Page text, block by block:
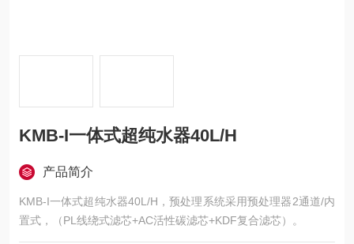
KMB-I一体式超纯水器40L/H
产品简介
KMB-I一体式超纯水器40L/H，预处理系统采用预处理器2通道/内
置式，（PL线绕式滤芯+AC活性碳滤芯+KDF复合滤芯）。